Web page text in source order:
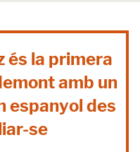
és la primera
amb un
espanyol des
se